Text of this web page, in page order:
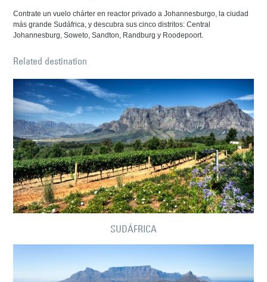
Contrate un vuelo chárter en reactor privado a Johannesburgo, la ciudad
más grande Sudáfrica, y descubra sus cinco distritos: Central
Johannesburg, Soweto, Sandton, Randburg y Roodepoort.
Related destination
SUDÁFRICA